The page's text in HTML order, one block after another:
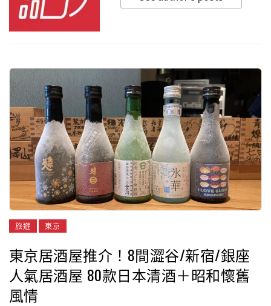
旅遊 東京
東京居酒屋推介！8間澀谷/新宿/銀座
人氣居酒屋 80款日本清酒＋昭和懷舊
風情